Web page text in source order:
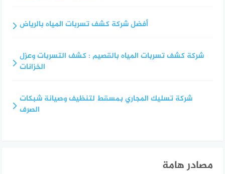
أفضل شركة كشف تسربات المياه بالرياض
شركة كشف تسربات المياه بالقصيم : كشف التسربات وعزل
الخزانات
شركة تسليك المجاري بمسقط لتنظيف وصيانة شبكات
الصرف
مصادر هامة